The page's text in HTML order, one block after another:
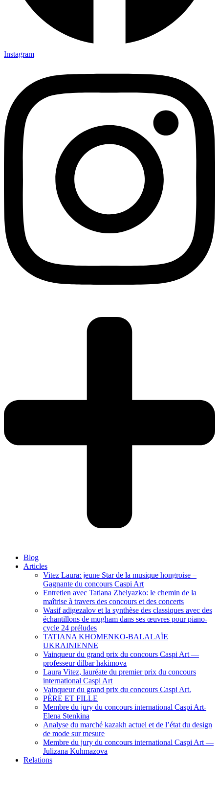
Instagram
Blog
Articles
Vitez Laura: jeune Star de la musique hongroise –
Gagnante du concours Caspi Art
Entretien avec Tatiana Zhelyazko: le chemin de la
maîtrise à travers des concours et des concerts
Wasif adigezalov et la synthèse des classiques avec des
échantillons de mugham dans ses œuvres pour piano-
cycle 24 préludes
TATIANA KHOMENKO-BALALAÏE
UKRAINIENNE
Vainqueur du grand prix du concours Caspi Art —
professeur dilbar hakimova
Laura Vitez, lauréate du premier prix du concours
international Caspi Art
Vainqueur du grand prix du concours Caspi Art.
PÈRE ET FILLE
Membre du jury du concours international Caspi Art-
Elena Stenkina
Analyse du marché kazakh actuel et de l’état du design
de mode sur mesure
Membre du jury du concours international Caspi Art —
Julizana Kuhmazova
Relations